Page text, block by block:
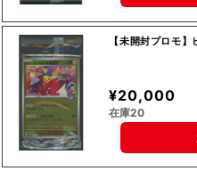
【未開封プロモ
¥20,000
在庫20